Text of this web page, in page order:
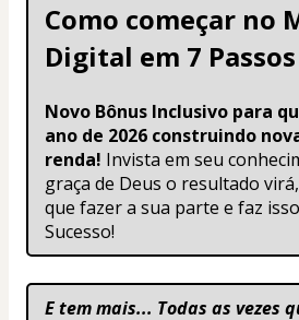
Como começar no
Digital em 7 Passos
Novo Bônus Inclusivo para
ano de 2026 construindo
renda! Invista em seu
graça de Deus o resultado
que fazer a sua parte e faz
Sucesso!
E tem mais... Todas as vezes